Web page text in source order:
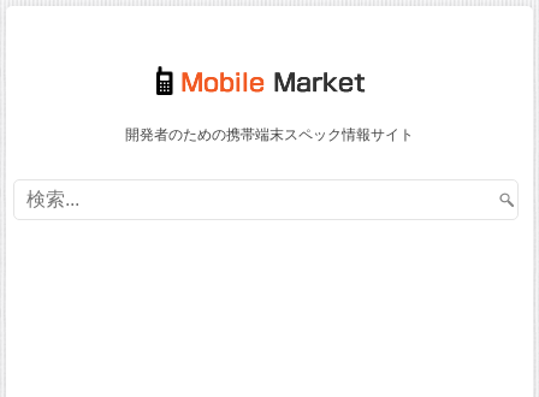
開発者のための携帯端末スペック情報サイト